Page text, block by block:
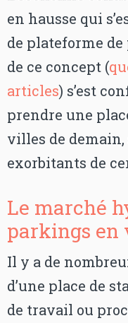
en hausse qui
de plateforme de
de ce concept (
articles) s’est
prendre une
villes de
exorbitants de
Le marché
parkings en
Il y a de
d’une place de
de travail ou